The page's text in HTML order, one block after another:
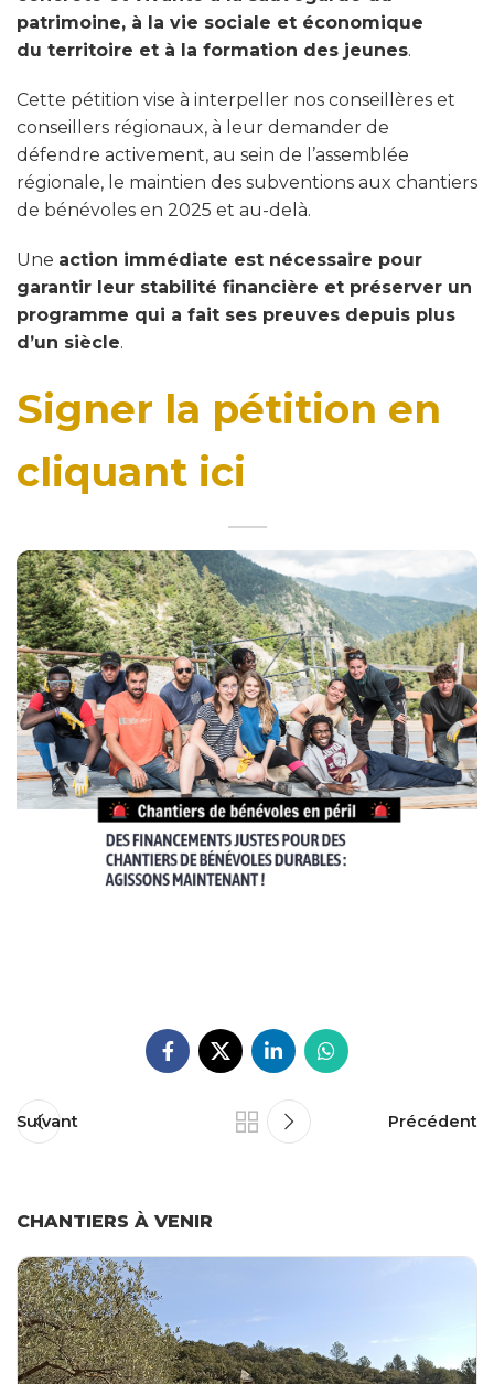
patrimoine, à la vie sociale et économique
du territoire et à la formation des jeunes.
Cette pétition vise à interpeller nos conseillères et
conseillers régionaux, à leur demander de
défendre activement, au sein de l’assemblée
régionale, le maintien des subventions aux chantiers
de bénévoles en 2025 et au-delà.
Une action immédiate est nécessaire pour
garantir leur stabilité financière et préserver un
programme qui a fait ses preuves depuis plus
d’un siècle.
Signer la pétition en
cliquant ici
Suivant Précédent
CHANTIERS À VENIR